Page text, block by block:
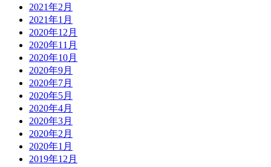
2021年2月
2021年1月
2020年12月
2020年11月
2020年10月
2020年9月
2020年7月
2020年5月
2020年4月
2020年3月
2020年2月
2020年1月
2019年12月